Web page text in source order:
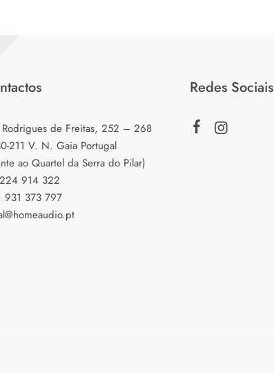
Rodrigues de Freitas, 252 – 268
211 V. N. Gaia Portugal
ao Quartel da Serra do Pilar)
914 322
931 373 797
Redes Sociais